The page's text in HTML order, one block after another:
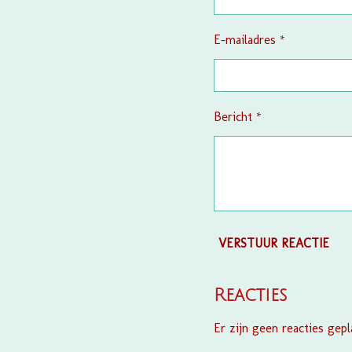
E-mailadres *
Bericht *
VERSTUUR REACTIE
Reacties
Er zijn geen reacties